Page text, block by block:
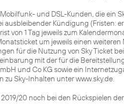
und DSL-Kunden, die ein
ausbleibender Kündigung (Fristen:
von 1 Tag jeweils zum
um jeweils einen
für die Nutzung von Sky Ticket
mit der für die
und Co KG sowie ein
2019/20 noch bei den Rückspielen